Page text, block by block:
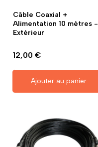
Câble Coaxial +
Alimentation 10 mètres -
Extérieur
12,00 €
Ajouter au panier